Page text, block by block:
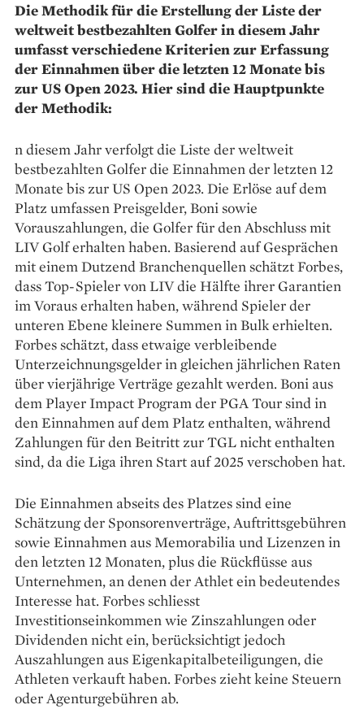
Die Methodik für die Erstellung der Liste der
weltweit bestbezahlten Golfer in diesem Jahr
umfasst verschiedene Kriterien zur Erfassung
der Einnahmen über die letzten 12 Monate bis
zur US Open 2023. Hier sind die Hauptpunkte
der Methodik:
n diesem Jahr verfolgt die Liste der weltweit
bestbezahlten Golfer die Einnahmen der letzten 12
Monate bis zur US Open 2023. Die Erlöse auf dem
Platz umfassen Preisgelder, Boni sowie
Vorauszahlungen, die Golfer für den Abschluss mit
LIV Golf erhalten haben. Basierend auf Gesprächen
mit einem Dutzend Branchenquellen schätzt Forbes,
dass Top-Spieler von LIV die Hälfte ihrer Garantien
im Voraus erhalten haben, während Spieler der
unteren Ebene kleinere Summen in Bulk erhielten.
Forbes schätzt, dass etwaige verbleibende
Unterzeichnungsgelder in gleichen jährlichen Raten
über vierjährige Verträge gezahlt werden. Boni aus
dem Player Impact Program der PGA Tour sind in
den Einnahmen auf dem Platz enthalten, während
Zahlungen für den Beitritt zur TGL nicht enthalten
sind, da die Liga ihren Start auf 2025 verschoben hat.
Die Einnahmen abseits des Platzes sind eine
Schätzung der Sponsorenverträge, Auftrittsgebühren
sowie Einnahmen aus Memorabilia und Lizenzen in
den letzten 12 Monaten, plus die Rückflüsse aus
Unternehmen, an denen der Athlet ein bedeutendes
Interesse hat. Forbes schliesst
Investitionseinkommen wie Zinszahlungen oder
Dividenden nicht ein, berücksichtigt jedoch
Auszahlungen aus Eigenkapitalbeteiligungen, die
Athleten verkauft haben. Forbes zieht keine Steuern
oder Agenturgebühren ab.